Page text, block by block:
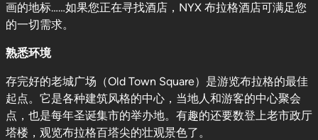
画的地标……如果您正在寻找酒店，NYX 布拉格酒店可满足您
的一切需求。
熟悉环境
存完好的老城广场（Old Town Square）是游览布拉格的最佳
起点。它是各种建筑风格的中心，当地人和游客的中心聚会
点，也是每年圣诞集市的举办地。有趣的还要数登上老市政厅
塔楼，观览布拉格百塔尖的壮观景色了。